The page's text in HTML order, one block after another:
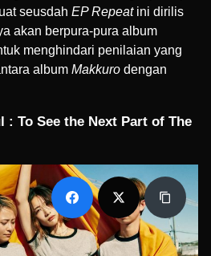
seusdah EP Repeatini dirilis
akan berpura-pura album
menghindari penilaian yang
album Makkuro dengan
: To See the Next Part of The